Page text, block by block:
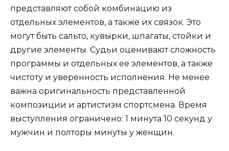
представляют собой комбинацию из
отдельных элементов, а также их связок. Это
могут быть сальто, кувырки, шпагаты, стойки и
другие элементы. Судьи оценивают сложность
программы и отдельных ее элементов, а также
чистоту и уверенность исполнения. Не менее
важна оригинальность представленной
композиции и артистизм спортсмена. Время
выступления ограничено: 1 минута 10 секунд у
мужчин и полторы минуты у женщин.